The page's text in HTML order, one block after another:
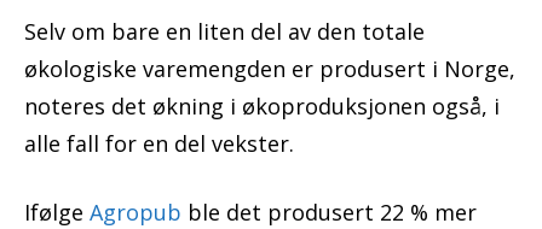
Selv om bare en liten del av den totale
økologiske varemengden er produsert i Norge,
noteres det økning i økoproduksjonen også, i
alle fall for en del vekster.
Ifølge Agropub ble det produsert 22 % mer